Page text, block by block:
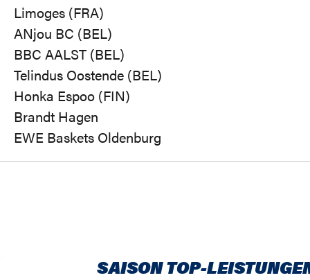
Limoges (FRA)
ANjou BC (BEL)
BBC AALST (BEL)
Telindus Oostende (BEL)
Honka Espoo (FIN)
Brandt Hagen
EWE Baskets Oldenburg
SAISON TOP-